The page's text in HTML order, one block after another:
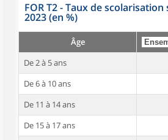
FOR T2 - Taux de scolarisation
2023 (en %)
Âge
De 2 à 5 ans
De 6 à 10 ans
De 11 à 14 ans
De 15 à 17 ans